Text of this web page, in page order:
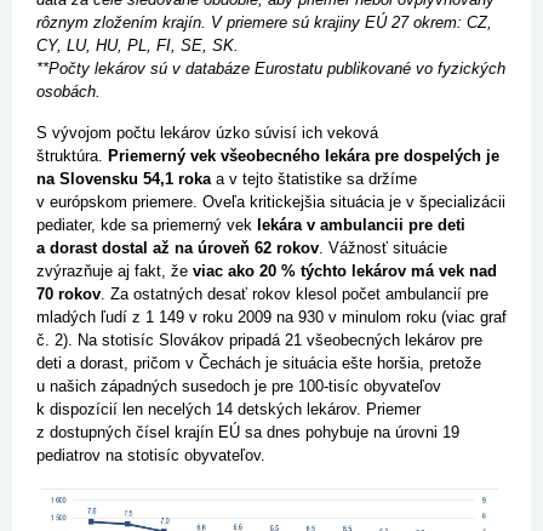
rôznym zložením krajín. V priemere sú krajiny EÚ 27 okrem: CZ,
CY, LU, HU, PL, FI, SE, SK.
**Počty lekárov sú v databáze Eurostatu publikované vo fyzických
osobách.
S vývojom počtu lekárov úzko súvisí ich veková
štruktúra. Priemerný vek všeobecného lekára pre dospelých je
na Slovensku 54,1 roka a v tejto štatistike sa držíme
v európskom priemere. Oveľa kritickejšia situácia je v špecializácii
pediater, kde sa priemerný vek lekára v ambulancii pre deti
a dorast dostal až na úroveň 62 rokov . Vážnosť situácie
zvýrazňuje aj fakt, že viac ako 20 % týchto lekárov má vek nad
70 rokov . Za ostatných desať rokov klesol počet ambulancií pre
mladých ľudí z 1 149 v roku 2009 na 930 v minulom roku (viac graf
č. 2). Na stotisíc Slovákov pripadá 21 všeobecných lekárov pre
deti a dorast, pričom v Čechách je situácia ešte horšia, pretože
u našich západných susedoch je pre 100-tisíc obyvateľov
k dispozícií len necelých 14 detských lekárov. Priemer
z dostupných čísel krajín EÚ sa dnes pohybuje na úrovni 19
pediatrov na stotisíc obyvateľov.